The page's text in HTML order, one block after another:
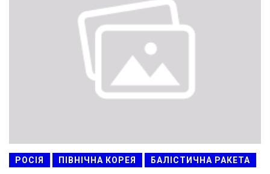
РОСІЯ ПІВНІЧНА КОРЕЯ БАЛІСТИЧНА РАКЕТА